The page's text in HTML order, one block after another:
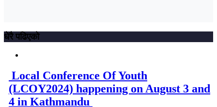
धेरै पढिएको
Local Conference Of Youth
(LCOY2024) happening on August 3 and
4 in Kathmandu